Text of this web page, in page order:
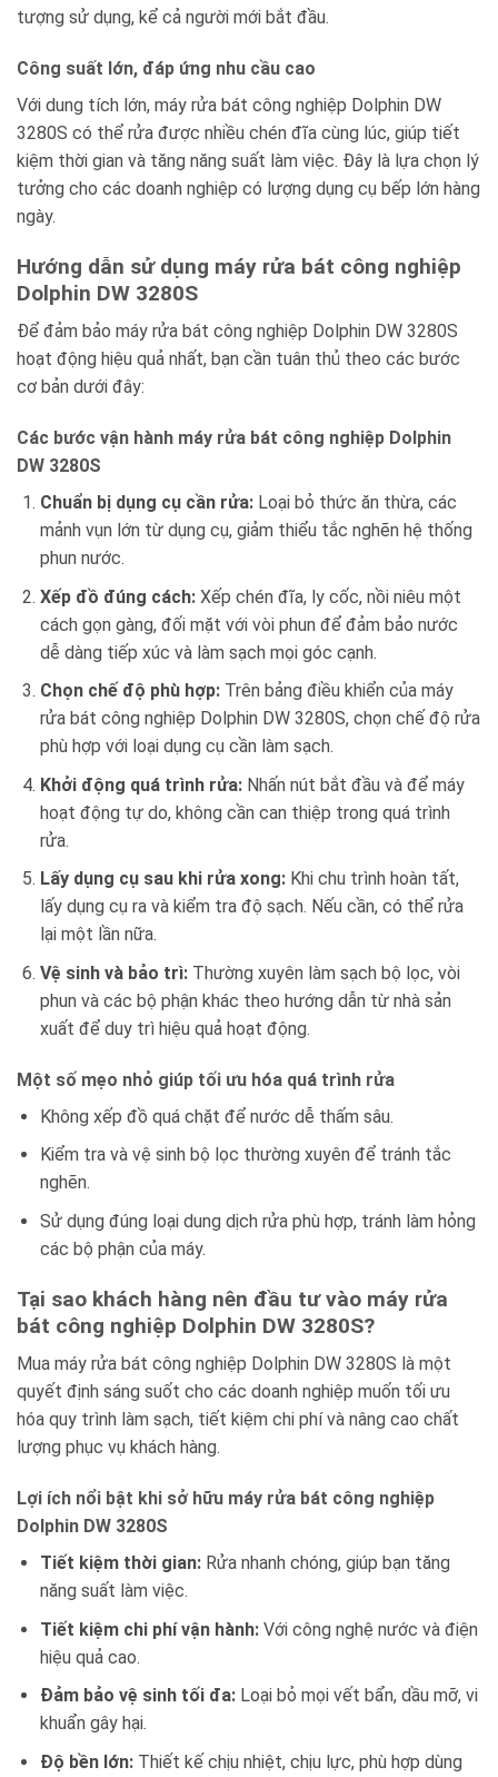
tượng sử dụng, kể cả người mới bắt đầu.
Công suất lớn, đáp ứng nhu cầu cao
Với dung tích lớn, máy rửa bát công nghiệp Dolphin DW
3280S có thể rửa được nhiều chén đĩa cùng lúc, giúp tiết
kiệm thời gian và tăng năng suất làm việc. Đây là lựa chọn lý
tưởng cho các doanh nghiệp có lượng dụng cụ bếp lớn hàng
ngày.
Hướng dẫn sử dụng máy rửa bát công nghiệp
Dolphin DW 3280S
Để đảm bảo máy rửa bát công nghiệp Dolphin DW 3280S
hoạt động hiệu quả nhất, bạn cần tuân thủ theo các bước
cơ bản dưới đây:
Các bước vận hành máy rửa bát công nghiệp Dolphin
DW 3280S
Chuẩn bị dụng cụ cần rửa:Loại bỏ thức ăn thừa, các
mảnh vụn lớn từ dụng cụ, giảm thiểu tắc nghẽn hệ thống
phun nước.
Xếp đồ đúng cách:Xếp chén đĩa, ly cốc, nồi niêu một
cách gọn gàng, đối mặt với vòi phun để đảm bảo nước
dễ dàng tiếp xúc và làm sạch mọi góc cạnh.
Chọn chế độ phù hợp:Trên bảng điều khiển của máy
rửa bát công nghiệp Dolphin DW 3280S, chọn chế độ rửa
phù hợp với loại dụng cụ cần làm sạch.
Khởi động quá trình rửa:Nhấn nút bắt đầu và để máy
hoạt động tự do, không cần can thiệp trong quá trình
rửa.
Lấy dụng cụ sau khi rửa xong:Khi chu trình hoàn tất,
lấy dụng cụ ra và kiểm tra độ sạch. Nếu cần, có thể rửa
lại một lần nữa.
Vệ sinh và bảo trì:Thường xuyên làm sạch bộ lọc, vòi
phun và các bộ phận khác theo hướng dẫn từ nhà sản
xuất để duy trì hiệu quả hoạt động.
Một số mẹo nhỏ giúp tối ưu hóa quá trình rửa
Không xếp đồ quá chặt để nước dễ thấm sâu.
Kiểm tra và vệ sinh bộ lọc thường xuyên để tránh tắc
nghẽn.
Sử dụng đúng loại dung dịch rửa phù hợp, tránh làm hỏng
các bộ phận của máy.
Tại sao khách hàng nên đầu tư vào máy rửa
bát công nghiệp Dolphin DW 3280S?
Mua máy rửa bát công nghiệp Dolphin DW 3280S là một
quyết định sáng suốt cho các doanh nghiệp muốn tối ưu
hóa quy trình làm sạch, tiết kiệm chi phí và nâng cao chất
lượng phục vụ khách hàng.
Lợi ích nổi bật khi sở hữu máy rửa bát công nghiệp
Dolphin DW 3280S
Tiết kiệm thời gian:Rửa nhanh chóng, giúp bạn tăng
năng suất làm việc.
Tiết kiệm chi phí vận hành:Với công nghệ nước và điện
hiệu quả cao.
Đảm bảo vệ sinh tối đa:Loại bỏ mọi vết bẩn, dầu mỡ, vi
khuẩn gây hại.
Độ bền lớn:Thiết kế chịu nhiệt, chịu lực, phù hợp dùng